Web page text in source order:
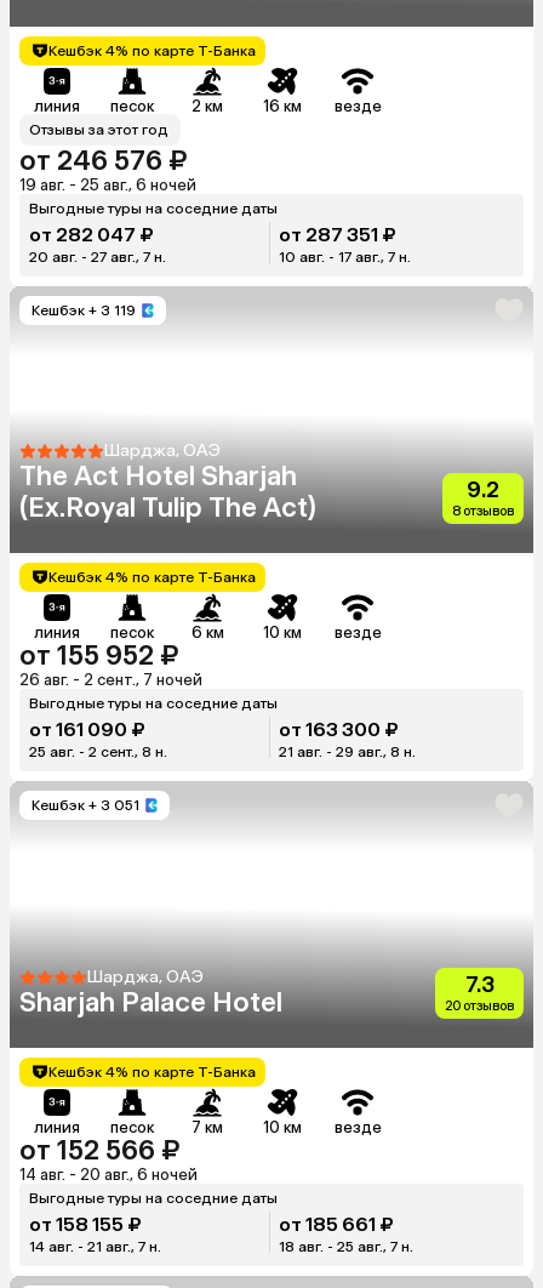
Кешбэк 4% по карте Т-Банка
линия песок 2 км 16 км везде
Отзывы за этот год
от 246 576 ₽
19 авг. - 25 авг., 6 ночей
Выгодные туры на соседние даты
от 282 047 ₽
20 авг. - 27 авг., 7 н.
от 287 351 ₽
10 авг. - 17 авг., 7 н.
Кешбэк + 3 119
Шарджа, ОАЭ
The Act Hotel Sharjah
(Ex.Royal Tulip The Act)
9.2
8 отзывов
Кешбэк 4% по карте Т-Банка
линия песок 6 км 10 км везде
от 155 952 ₽
26 авг. - 2 сент., 7 ночей
Выгодные туры на соседние даты
от 161 090 ₽
25 авг. - 2 сент., 8 н.
от 163 300 ₽
21 авг. - 29 авг., 8 н.
Кешбэк + 3 051
Шарджа, ОАЭ
Sharjah Palace Hotel
7.3
20 отзывов
Кешбэк 4% по карте Т-Банка
линия песок 7 км 10 км везде
от 152 566 ₽
14 авг. - 20 авг., 6 ночей
Выгодные туры на соседние даты
от 158 155 ₽
14 авг. - 21 авг., 7 н.
от 185 661 ₽
18 авг. - 25 авг., 7 н.